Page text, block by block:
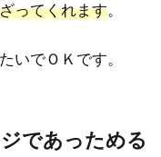
ってくれます。
いでＯＫです。
であっためる